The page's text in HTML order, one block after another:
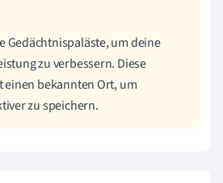
Gedächtnispaläste, um deine
zu verbessern. Diese
einen bekannten Ort, um
zu speichern.